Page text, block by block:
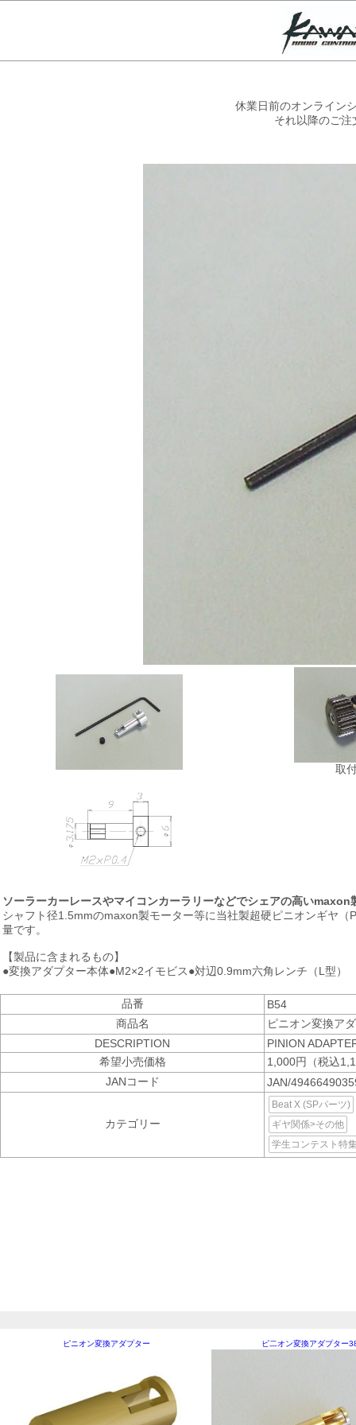
休業日前のオンライン
それ以降のご
取
ソーラーカーレースやマイコンカーラリーなどでシェアの高いmaxon
シャフト径1.5mmのmaxon製モーター等に当社製超硬ピニオンギヤ
量です。
【製品に含まれるもの】
●変換アダプター本体●M2×2イモビス●対辺0.9mm六角レンチ（L型）
品番
B54
商品名
ピニオン変換ア
DESCRIPTION
PINION
希望小売価格
1,000円（税込
JANコード
JAN/
カテゴリー
Beat X (SPパーツ)
ギヤ関係>その他
学生コンテスト特
ピニオン変換アダプター ピ二オン変換アダプター